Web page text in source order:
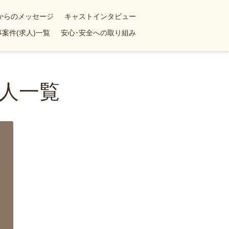
らのメッセージ
キャストインタビュー
案件(求人)一覧 安心･安全への取り組み
一覧